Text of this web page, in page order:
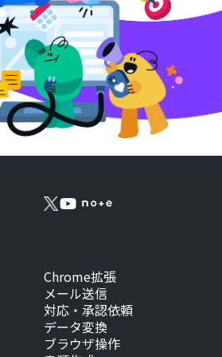
Chrome拡張
メール送信
対応・承認依頼
データ変換
ブラウザ操作